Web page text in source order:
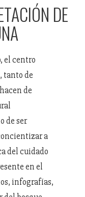
DE
el centro
tanto de
de
de ser
a
del cuidado
en el
infografías,